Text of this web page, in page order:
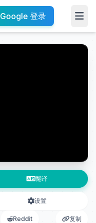
Google 登录
翻译
设置
Reddit 复制